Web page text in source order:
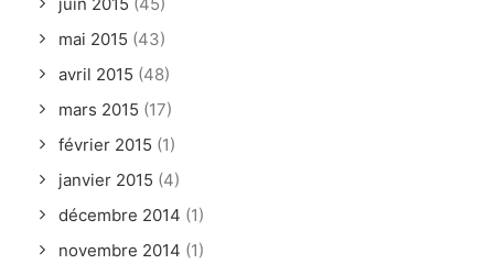
mai 2015 (43)
avril 2015 (48)
mars 2015 (17)
février 2015 (1)
janvier 2015 (4)
décembre 2014 (1)
novembre 2014 (1)